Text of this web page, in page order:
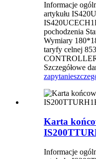
Informacje
artykułu
pochodzenia
Wymiary
taryfy celnej
Szczegółowe
zapytanie
Karta
Informacje